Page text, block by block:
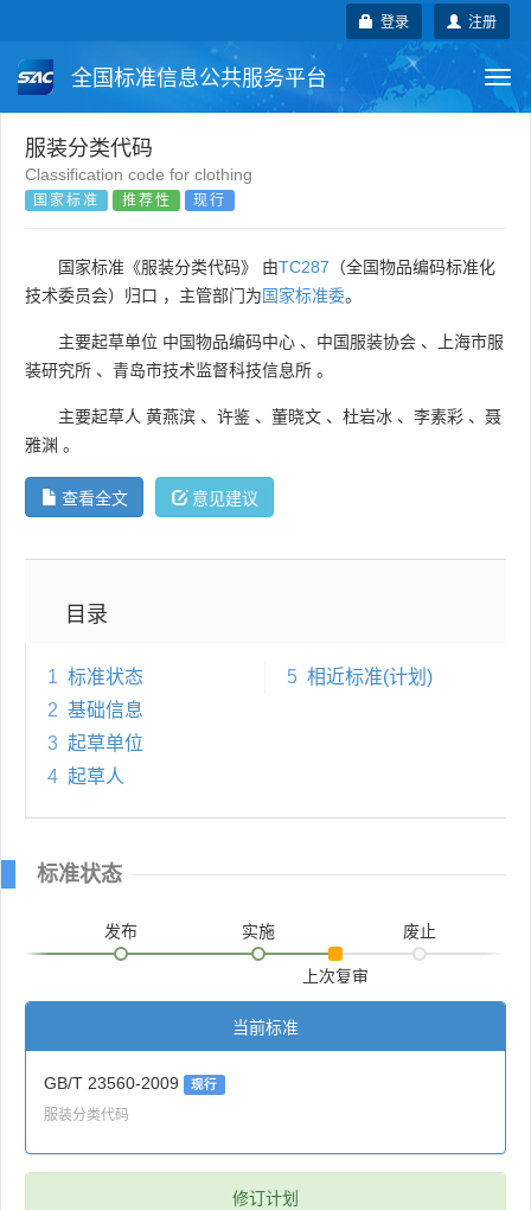
注册
登录
全国标准信息公共服务平台
国家标准
团体标准
国外标准 技术委员会
服装分类代码
Classification code for clothing
国家标准 推荐性 现行
国家标准《服装分类代码》 由TC287 （全国物品编码标准化
技术委员会）归口 ，主管部门为国家标准委。
主要起草单位 中国物品编码中心 、 中国服装协会 、
上海市服
装研究所 、 青岛市技术监督科技信息所 。
主要起草人 黄燕滨 、 许鉴 、 董晓文 、 杜岩冰 、 李素彩 、 聂
雅渊 。
查看全文 意见建议
目录
1 标准状态
2 基础信息
3 起草单位
4 起草人
5 相近标准(计划)
标准状态
发布 实施
上次复审
废止
当前标准
GB/T 23560-2009 现行
服装分类代码
修订计划